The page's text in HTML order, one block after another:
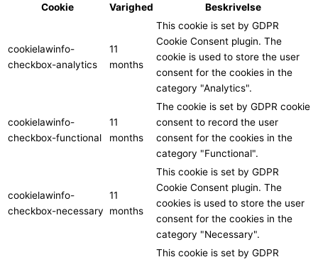
Cookie
Varighed Beskrivelse
cookielawinfo-
checkbox-analytics
11
months
This cookie is set by GDPR
Cookie Consent plugin. The
cookie is used to store the user
consent for the cookies in the
category "Analytics".
cookielawinfo-
checkbox-functional
11
months
The cookie is set by GDPR cookie
consent to record the user
consent for the cookies in the
category "Functional".
cookielawinfo-
checkbox-necessary
11
months
This cookie is set by GDPR
Cookie Consent plugin. The
cookies is used to store the user
consent for the cookies in the
category "Necessary".
This cookie is set by GDPR